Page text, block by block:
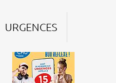
URGENCES